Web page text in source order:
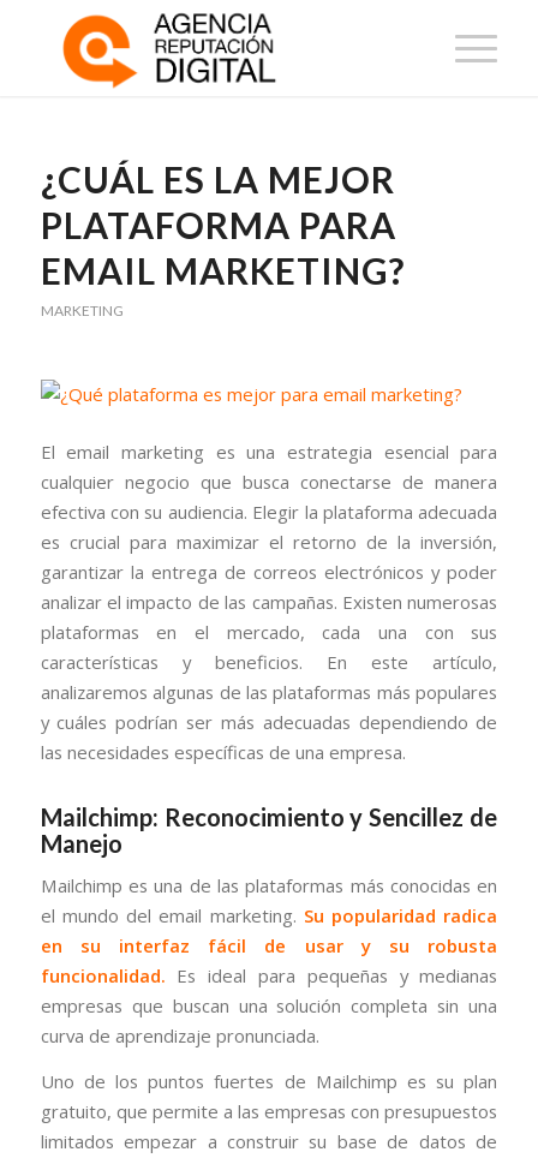
¿CUÁL ES LA MEJOR
PLATAFORMA PARA
EMAIL MARKETING?
MARKETING
El email marketing es una estrategia esencial para
cualquier negocio que busca conectarse de manera
efectiva con su audiencia. Elegir la plataforma adecuada
es crucial para maximizar el retorno de la inversión,
garantizar la entrega de correos electrónicos y poder
analizar el impacto de las campañas. Existen numerosas
plataformas en el mercado, cada una con sus
características y beneficios. En este artículo,
analizaremos algunas de las plataformas más populares
y cuáles podrían ser más adecuadas dependiendo de
las necesidades específicas de una empresa.
Mailchimp: Reconocimiento y Sencillez de
Manejo
Mailchimp es una de las plataformas más conocidas en
el mundo del email marketing. Su popularidad radica
en su interfaz fácil de usar y su robusta
funcionalidad. Es ideal para pequeñas y medianas
empresas que buscan una solución completa sin una
curva de aprendizaje pronunciada.
Uno de los puntos fuertes de Mailchimp es su plan
gratuito, que permite a las empresas con presupuestos
limitados empezar a construir su base de datos de